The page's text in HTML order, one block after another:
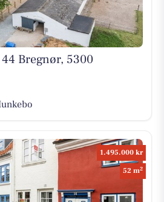
Bregnør, 5300
1.495.000 kr
52 m2